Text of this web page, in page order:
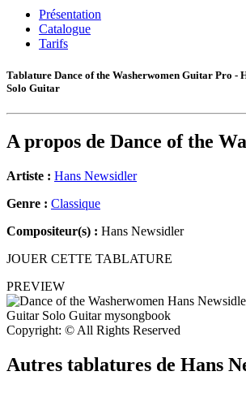
Présentation
Catalogue
Tarifs
Tablature Dance of the Washerwomen Guitar Pro -
Solo Guitar
A propos de Dance of the
Artiste : Hans Newsidler
Genre : Classique
Compositeur(s) : Hans Newsidler
JOUER CETTE TABLATURE
PREVIEW
Copyright: © All Rights Reserved
Autres tablatures de Hans